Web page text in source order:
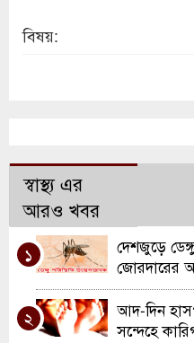
বিষয়:
স্বাস্থ্য এর
আরও খবর
১
দেশজুড়ে
জোরদারের
২
আদ-দিন
সন্দেহে